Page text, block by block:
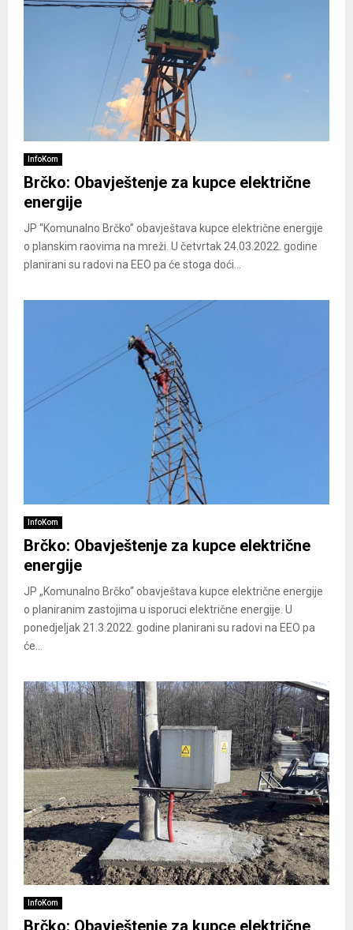
InfoKom
Brčko: Obavještenje za kupce električne
energije
JP “Komunalno Brčko” obavještava kupce električne energije
o planskim raovima na mreži. U četvrtak 24.03.2022. godine
planirani su radovi na EEO pa će stoga doći...
InfoKom
Brčko: Obavještenje za kupce električne
energije
JP „Komunalno Brčko“ obavještava kupce električne energije
o planiranim zastojima u isporuci električne energije. U
ponedjeljak 21.3.2022. godine planirani su radovi na EEO pa
će...
InfoKom